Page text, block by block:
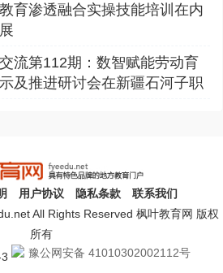
育渗透融合实操技能培训在内
流第112期：数智赋能劳动育
及推进研讨会在新疆石河子职
用户协议 隐私条款
联系我们
All Rights Reserved 枫叶教育网 版权
所有
豫公网安备 41010302002112号